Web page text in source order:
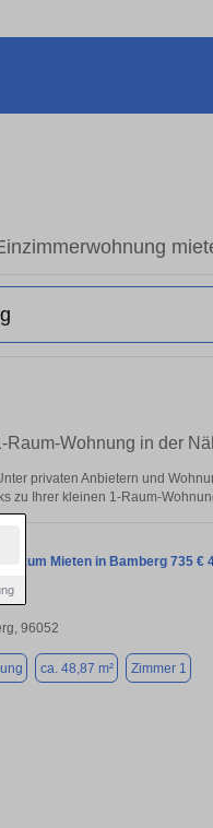
Raum-Wohnung in der
privaten Anbietern und
zu Ihrer kleinen 1-Raum-
zum Mieten in Bamberg 735 €
96052
ca. 48,87 m² Zimmer 1